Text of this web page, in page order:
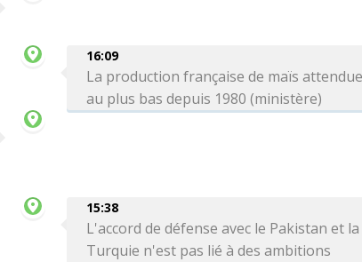
16:09
La production française de maïs
au plus bas depuis 1980 (ministère)
15:38
L'accord de défense avec le Pakistan et la
Turquie n'est pas lié à des ambitions